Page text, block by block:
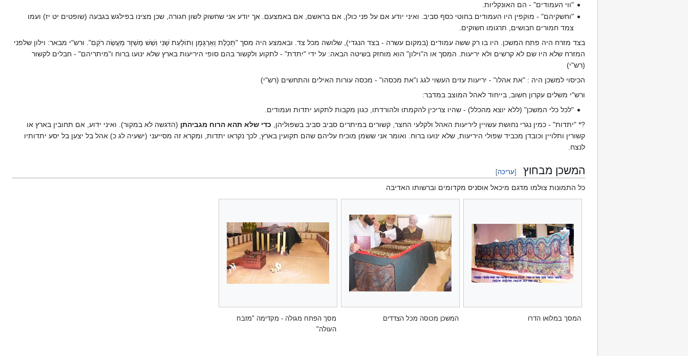
"ווי העמודים" - הם האונקליות.
"וחשקיהם" - מוקפין היו העמודים בחוטי כסף סביב. ואיני יודע אם על פני כולן, אם בראשם, אם באמצעם. אך יודע אני שחשוק לשון חגורה, שכן מצינו בפילגש בגבעה (שופטים יט יז) ועמו
צמד חמורים חבושים, תרגומו חשוקים.
בצד מזרח היה פתח המשכן. היו בו רק ששה עמודים (במקום עשרה - בצד הנגדי), שלושה מכל צד. ובאמצע היה מסך "תְּכֵלֶת וְאַרְגָּמָן וְתוֹלַעַת שָׁנִי וְשֵׁשׁ מָשְׁזָר מַעֲשֵׂה רֹקֵם". ורש"י מבאר: וילון שלפני
המזרח שלא היו שם לא קרשים ולא יריעות. המסך או ה"וילון" הוא מוחזק בשיטה הבאה: על ידי "יתדת" - לתקוע ולקשור בהם סופי היריעות בארץ שלא ינועו ברוח ו"מיתריהם" - חבלים לקשור
(רש"י)
הכיסוי למשכן היה : "את אהלו" - יריעות עזים העשוי לגג ו"את מכסהו" - מכסה עורות האילים והתחשים (רש"י)
ורש"י משלים עקרון חשוב, בייחוד לאהל המוצב במדבר:
"לכל כלי המשכן" (ללא יוצא מהכלל) - שהיו צריכין להקמתו ולהורדתו, כגון מקבות לתקוע יתדות ועמודים.
?* "יתדות" - כמין נגרי נחושת עשויין ליריעות האהל ולקלעי החצר, קשורים במיתרים סביב סביב בשפוליהן, כדי שלא תהא הרוח מגביהתן (הדגשה לא במקור). ואיני ידוע, אם תחובין בארץ או
קשורין ותלויין וכובדן מכביד שפולי היריעות, שלא ינועו ברוח. ואומר אני ששמן מוכיח עליהם שהם תקועין בארץ, לכך נקראו יתדות, ומקרא זה מסייעני (ישעיה לג כ) אהל בל יצען בל יסע יתדותיו
לנצח.
המשכן מבחוץ [עריכה]
כל התמונות צולמו מדגם מיכאל אוסניס מקדומים וברשותו האדיבה
המסך במלואו הדרו המשכן מכוסה מכל הצדדים
מסך הפתח מגולה - מקדימה "מזבח
העולה"